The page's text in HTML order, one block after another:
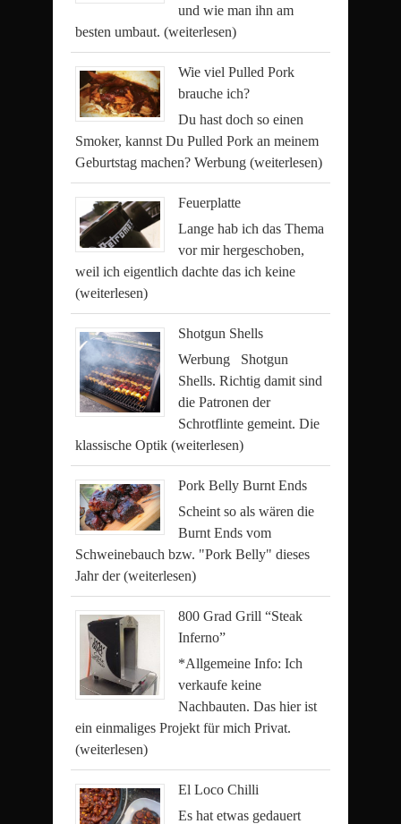
und wie man ihn am
besten umbaut. (weiterlesen)
Wie viel Pulled Pork
brauche ich?
Du hast doch so einen
Smoker, kannst Du Pulled Pork an meinem
Geburtstag machen? Werbung (weiterlesen)
Feuerplatte
Lange hab ich das Thema
vor mir hergeschoben,
weil ich eigentlich dachte das ich keine
(weiterlesen)
Shotgun Shells
Werbung Shotgun
Shells. Richtig damit sind
die Patronen der
Schrotflinte gemeint. Die
klassische Optik (weiterlesen)
Pork Belly Burnt Ends
Scheint so als wären die
Burnt Ends vom
Schweinebauch bzw. "Pork Belly" dieses
Jahr der(weiterlesen)
800 Grad Grill “Steak
Inferno”
*Allgemeine Info: Ich
verkaufe keine
Nachbauten. Das hier ist
ein einmaliges Projekt für mich Privat.
(weiterlesen)
El Loco Chilli
Es hat etwas gedauert